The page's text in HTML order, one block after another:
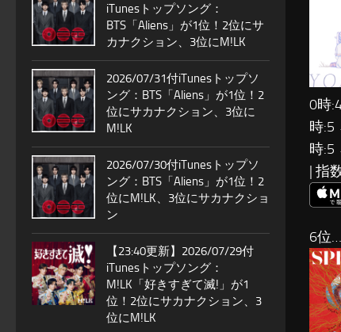
0時
時
時
| 指
6位
iTunesトップソング：
BTS「Aliens」が1位！2位にサ
カナクション、3位にM!LK
2026/07/31付iTunesトップソ
ング：BTS「Aliens」が1位！2
位にサカナクション、3位に
M!LK
2026/07/30付iTunesトップソ
ング：BTS「Aliens」が1位！2
位にM!LK、3位にサカナクショ
ン
【23:40更新】2026/07/29付
iTunesトップソング：
M!LK「好きすぎて滅!」が1
位！2位にサカナクション、3
位にM!LK